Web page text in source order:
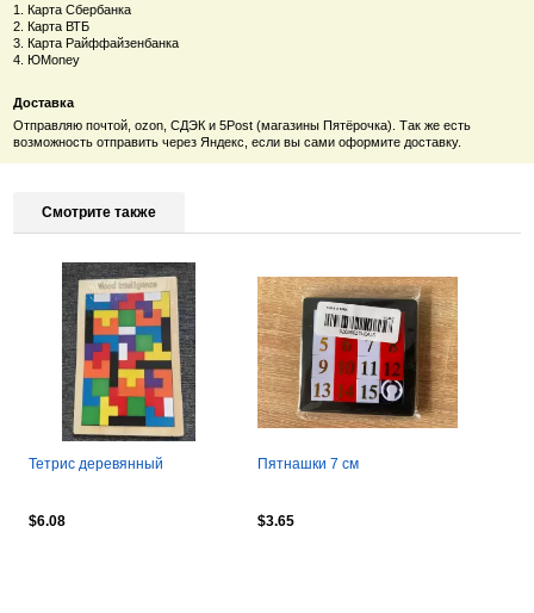
1. Карта Сбербанка
2. Карта ВТБ
3. Карта Райффайзенбанка
4. ЮMoney
Доставка
Отправляю почтой, ozon, СДЭК и 5Post (магазины Пятёрочка). Так же есть
возможность отправить через Яндекс, если вы сами оформите доставку.
Смотрите также
Тетрис деревянный
$6.08
Пятнашки 7 см
$3.65